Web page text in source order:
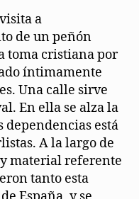
a
de un peñón
toma cristiana por
íntimamente
Una calle sirve
En ella se alza la
dependencias está
A la largo de
material referente
tanto esta